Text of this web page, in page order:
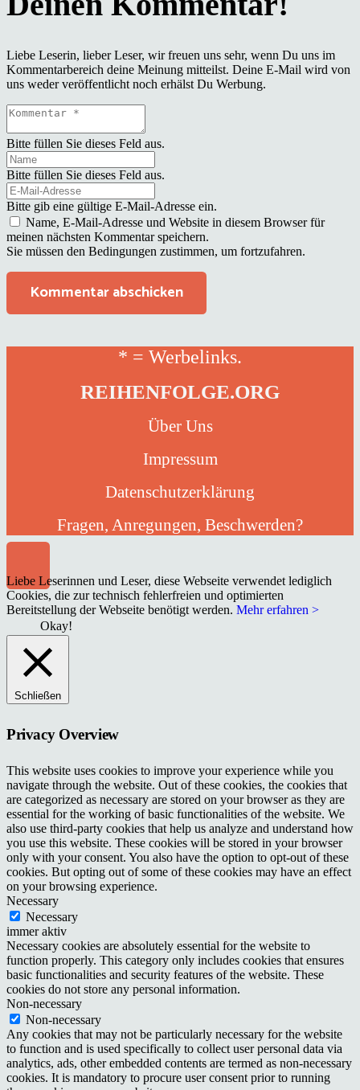
Liebe Leserin, lieber Leser, wir freuen uns sehr, wenn Du uns im
Kommentarbereich deine Meinung mitteilst. Deine E-Mail wird von
uns weder veröffentlicht noch erhälst Du Werbung.
Bitte füllen Sie dieses Feld aus.
Bitte füllen Sie dieses Feld aus.
Bitte gib eine gültige E-Mail-Adresse ein.
Name, E-Mail-Adresse und Website in diesem Browser für
meinen nächsten Kommentar speichern.
Sie müssen den Bedingungen zustimmen, um fortzufahren.
Kommentar abschicken
* = Werbelinks.
REIHENFOLGE.ORG
Über Uns
Impressum
Datenschutzerklärung
Fragen, Anregungen, Beschwerden?
Liebe Leserinnen und Leser, diese Webseite verwendet lediglich
Cookies, die zur technisch fehlerfreien und optimierten
Bereitstellung der Webseite benötigt werden. Mehr erfahren >
Okay!
Schließen
Privacy Overview
This website uses cookies to improve your experience while you
navigate through the website. Out of these cookies, the cookies that
are categorized as necessary are stored on your browser as they are
essential for the working of basic functionalities of the website. We
also use third-party cookies that help us analyze and understand how
you use this website. These cookies will be stored in your browser
only with your consent. You also have the option to opt-out of these
cookies. But opting out of some of these cookies may have an effect
on your browsing experience.
Necessary
Necessary
immer aktiv
Necessary cookies are absolutely essential for the website to
function properly. This category only includes cookies that ensures
basic functionalities and security features of the website. These
cookies do not store any personal information.
Non-necessary
Non-necessary
Any cookies that may not be particularly necessary for the website
to function and is used specifically to collect user personal data via
analytics, ads, other embedded contents are termed as non-necessary
cookies. It is mandatory to procure user consent prior to running